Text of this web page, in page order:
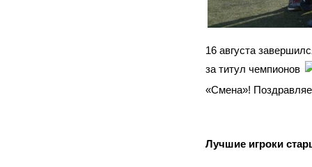
16 августа
за титул чемпионов
«Смена»!
Лучшие игроки